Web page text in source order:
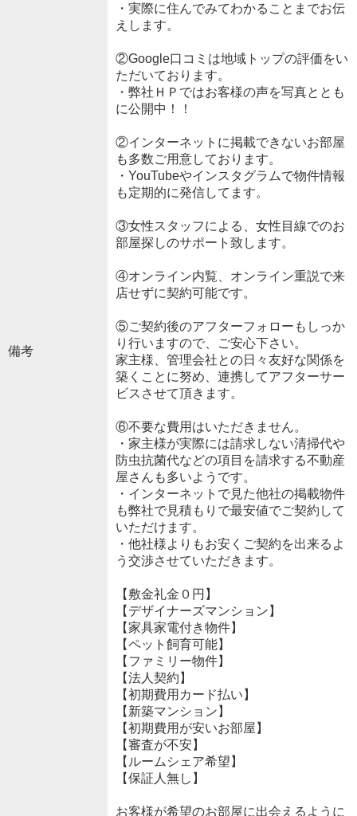
備考
・実際に住んでみてわかることまでお伝
えします。
②Google口コミは地域トップの評価をい
ただいております。
・弊社ＨＰではお客様の声を写真ととも
に公開中！！
②インターネットに掲載できないお部屋
も多数ご用意しております。
・YouTubeやインスタグラムで物件情報
も定期的に発信してます。
③女性スタッフによる、女性目線でのお
部屋探しのサポート致します。
④オンライン内覧、オンライン重説で来
店せずに契約可能です。
⑤ご契約後のアフターフォローもしっか
り行いますので、ご安心下さい。
家主様、管理会社との日々友好な関係を
築くことに努め、連携してアフターサー
ビスさせて頂きます。
⑥不要な費用はいただきません。
・家主様が実際には請求しない清掃代や
防虫抗菌代などの項目を請求する不動産
屋さんも多いようです。
・インターネットで見た他社の掲載物件
も弊社で見積もりで最安値でご契約して
いただけます。
・他社様よりもお安くご契約を出来るよ
う交渉させていただきます。
【敷金礼金０円】
【デザイナーズマンション】
【家具家電付き物件】
【ペット飼育可能】
【ファミリー物件】
【法人契約】
【初期費用カード払い】
【新築マンション】
【初期費用が安いお部屋】
【審査が不安】
【ルームシェア希望】
【保証人無し】
お客様が希望のお部屋に出会えるように